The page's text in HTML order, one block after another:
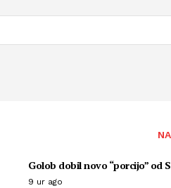
Golob dobil novo “porcijo” od
9 ur ago